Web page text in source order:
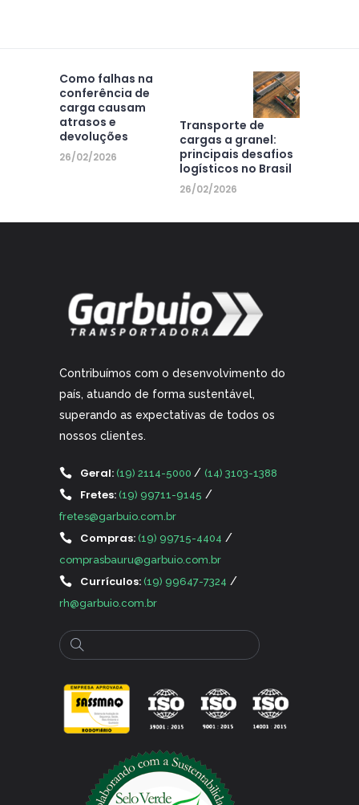
Como falhas na
conferência de
carga causam
atrasos e
devoluções
26/02/2026
Transporte de
cargas a granel:
principais desafios
logísticos no Brasil
26/02/2026
Contribuímos com o desenvolvimento do
país, atuando de forma sustentável,
superando as expectativas de todos os
nossos clientes.
Geral: (19) 2114-5000 / (14) 3103-1388
Fretes: (19) 99711-9145 /
fretes@garbuio.com.br
Compras: (19) 99715-4404 /
comprasbauru@garbuio.com.br
Currículos: (19) 99647-7324 /
rh@garbuio.com.br